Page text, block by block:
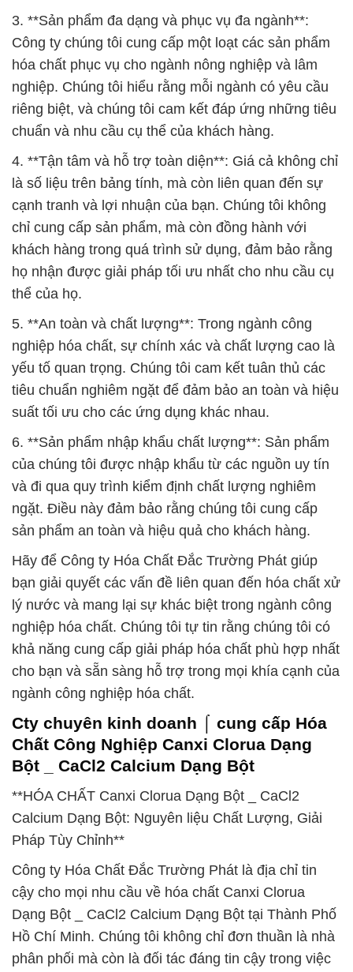
3. **Sản phẩm đa dạng và phục vụ đa ngành**:
Công ty chúng tôi cung cấp một loạt các sản phẩm
hóa chất phục vụ cho ngành nông nghiệp và lâm
nghiệp. Chúng tôi hiểu rằng mỗi ngành có yêu cầu
riêng biệt, và chúng tôi cam kết đáp ứng những tiêu
chuẩn và nhu cầu cụ thể của khách hàng.
4. **Tận tâm và hỗ trợ toàn diện**: Giá cả không chỉ
là số liệu trên bảng tính, mà còn liên quan đến sự
cạnh tranh và lợi nhuận của bạn. Chúng tôi không
chỉ cung cấp sản phẩm, mà còn đồng hành với
khách hàng trong quá trình sử dụng, đảm bảo rằng
họ nhận được giải pháp tối ưu nhất cho nhu cầu cụ
thể của họ.
5. **An toàn và chất lượng**: Trong ngành công
nghiệp hóa chất, sự chính xác và chất lượng cao là
yếu tố quan trọng. Chúng tôi cam kết tuân thủ các
tiêu chuẩn nghiêm ngặt để đảm bảo an toàn và hiệu
suất tối ưu cho các ứng dụng khác nhau.
6. **Sản phẩm nhập khẩu chất lượng**: Sản phẩm
của chúng tôi được nhập khẩu từ các nguồn uy tín
và đi qua quy trình kiểm định chất lượng nghiêm
ngặt. Điều này đảm bảo rằng chúng tôi cung cấp
sản phẩm an toàn và hiệu quả cho khách hàng.
Hãy để Công ty Hóa Chất Đắc Trường Phát giúp
bạn giải quyết các vấn đề liên quan đến hóa chất xử
lý nước và mang lại sự khác biệt trong ngành công
nghiệp hóa chất. Chúng tôi tự tin rằng chúng tôi có
khả năng cung cấp giải pháp hóa chất phù hợp nhất
cho bạn và sẵn sàng hỗ trợ trong mọi khía cạnh của
ngành công nghiệp hóa chất.
Cty chuyên kinh doanh ⌠ cung cấp Hóa
Chất Công Nghiệp Canxi Clorua Dạng
Bột _ CaCl2 Calcium Dạng Bột
**HÓA CHẤT Canxi Clorua Dạng Bột _ CaCl2
Calcium Dạng Bột: Nguyên liệu Chất Lượng, Giải
Pháp Tùy Chỉnh**
Công ty Hóa Chất Đắc Trường Phát là địa chỉ tin
cậy cho mọi nhu cầu về hóa chất Canxi Clorua
Dạng Bột _ CaCl2 Calcium Dạng Bột tại Thành Phố
Hồ Chí Minh. Chúng tôi không chỉ đơn thuần là nhà
phân phối mà còn là đối tác đáng tin cậy trong việc